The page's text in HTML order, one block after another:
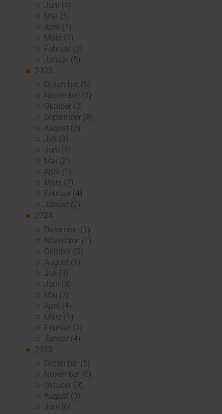
Juni (4)
Mai (3)
April (1)
März (1)
Februar (2)
Januar (5)
2025
Dezember (5)
November (3)
Oktober (2)
September (3)
August (3)
Juli (3)
Juni (1)
Mai (2)
April (1)
März (2)
Februar (4)
Januar (2)
2024
Dezember (1)
November (1)
Oktober (3)
August (1)
Juli (3)
Juni (3)
Mai (7)
April (4)
März (1)
Februar (3)
Januar (4)
2023
Dezember (5)
November (6)
Oktober (3)
August (3)
Juni (6)